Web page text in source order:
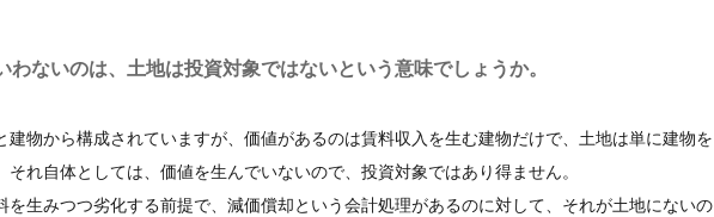
ないのは、土地は投資対象ではないという意味でしょうか。
物から構成されていますが、価値があるのは賃料収入を生む建物だけで、土地は単に建物を
れ自体としては、価値を生んでいないので、投資対象ではあり得ません。
生みつつ劣化する前提で、減価償却という会計処理があるのに対して、それが土地にないの